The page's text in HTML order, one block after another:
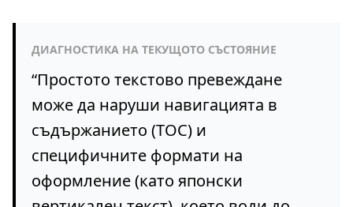
ДИАГНОСТИКА НА ТЕКУЩОТО СЪСТОЯНИЕ
“Простото текстово превеждане
може да наруши навигацията в
съдържанието (TOC) и
специфичните формати на
оформление (като японски